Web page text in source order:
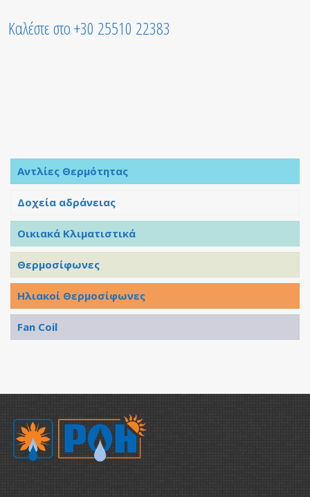
Καλέστε στο +30 25510 22383
Αντλίες Θερμότητας
Δοχεία αδράνειας
Οικιακά Κλιματιστικά
Θερμοσίφωνες
Ηλιακοί Θερμοσίφωνες
Fan Coil